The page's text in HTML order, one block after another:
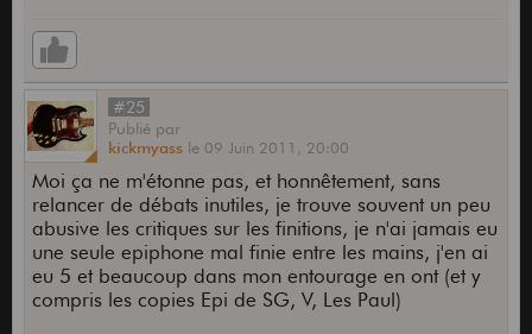
#25
Publié par
kickmyass le 09 Juin 2011, 20:00
Moi ça ne m'étonne pas, et honnêtement, sans
relancer de débats inutiles, je trouve souvent un peu
abusive les critiques sur les finitions, je n'ai jamais eu
une seule epiphone mal finie entre les mains, j'en ai
eu 5 et beaucoup dans mon entourage en ont (et y
compris les copies Epi de SG, V, Les Paul)